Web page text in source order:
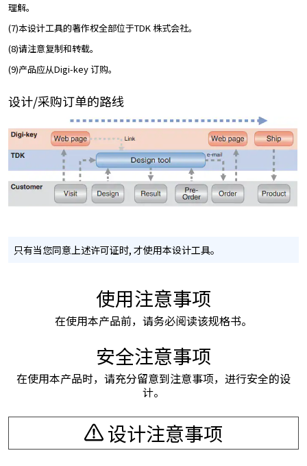
理解。
(7)本设计工具的著作权全部位于TDK 株式会社。
(8)请注意复制和转载。
(9)产品应从Digi-key 订购。
设计/采购订单的路线
只有当您同意上述许可证时, 才使用本设计工具。
使用注意事项
在使用本产品前，请务必阅读该规格书。
安全注意事项
在使用本产品时，请充分留意到注意事项，进行安全的设
计。
设计注意事项